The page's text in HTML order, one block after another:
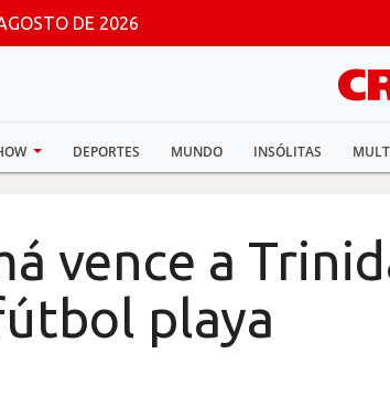
DE 2026
DEPORTES MUNDO INSÓLITAS
vence a
playa